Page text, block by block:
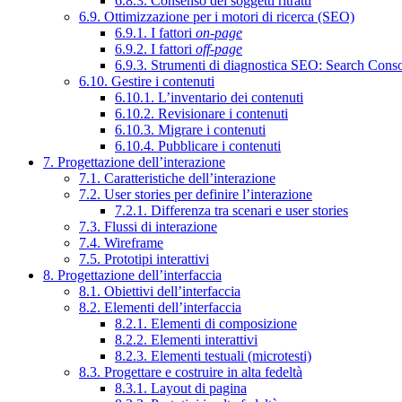
6.9. Ottimizzazione per i motori di ricerca (SEO)
6.9.1. I fattori on-page
6.9.2. I fattori off-page
6.9.3. Strumenti di diagnostica SEO: Search
6.10. Gestire i contenuti
6.10.1. L’inventario dei contenuti
6.10.2. Revisionare i contenuti
6.10.3. Migrare i contenuti
6.10.4. Pubblicare i contenuti
7. Progettazione dell’interazione
7.1. Caratteristiche dell’interazione
7.2. User stories per definire l’interazione
7.2.1. Differenza tra scenari e user stories
7.3. Flussi di interazione
7.4. Wireframe
7.5. Prototipi interattivi
8. Progettazione dell’interfaccia
8.1. Obiettivi dell’interfaccia
8.2. Elementi dell’interfaccia
8.2.1. Elementi di composizione
8.2.2. Elementi interattivi
8.2.3. Elementi testuali (microtesti)
8.3. Progettare e costruire in alta fedeltà
8.3.1. Layout di pagina